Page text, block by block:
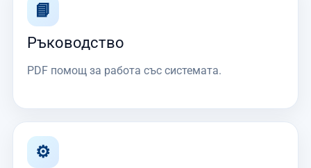
📘
Ръководство
PDF помощ за работа със системата.
⚙️